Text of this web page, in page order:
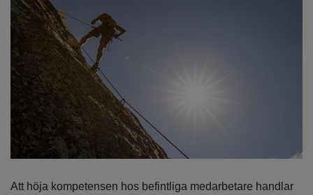
Att höja kompetensen hos befintliga medarbetare handlar